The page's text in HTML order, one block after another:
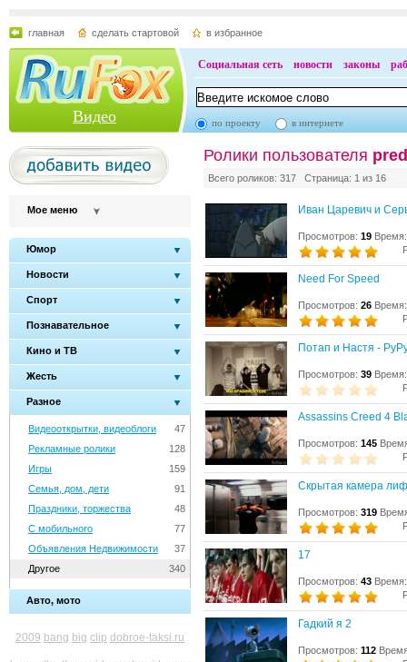
главная сделать стартовой в избранное
Видео
Социальная сеть новости законы
по проекту в интернете
Мое меню
Юмор
Новости
Спорт
Познавательное
Кино и ТВ
Жесть
Разное
47
Видеооткрытки, видеоблоги
128
Рекламные ролики
159
Игры
91
Семья, дом, дети
48
Праздники, торжества
77
С мобильного
37
Объявления Недвижимости
340
Другое
Авто, мото
2009 bang big clip dobroe-taksi.ru
Ролики пользователя
Всего роликов: 317 Страница: 1 из 16
Иван Царевич и
Просмотров: 19
Need For Speed
Просмотров: 26
Потап и Настя -
Просмотров: 39
Assassins Creed 4
Просмотров: 145
Скрытая камера
Просмотров: 319
17
Просмотров: 43
Гадкий я 2
Просмотров: 112